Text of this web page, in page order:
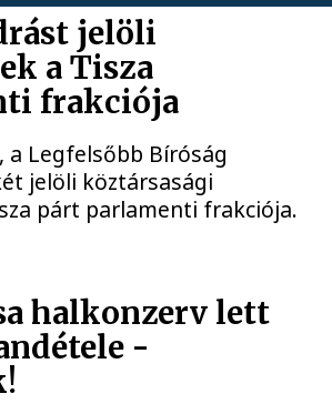
jelöli
a Tisza
frakciója
a Legfelsőbb Bíróság
jelöli köztársasági
párt parlamenti frakciója.
halkonzerv lett
-